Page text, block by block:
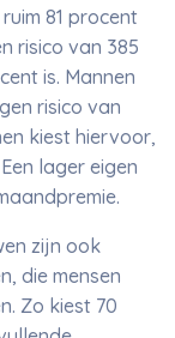
81 procent
risico van 385
is. Mannen
risico van
kiest hiervoor,
lager eigen
zijn ook
die mensen
Zo kiest 70